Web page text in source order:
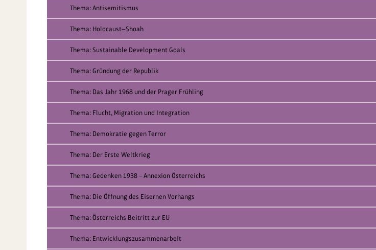
Thema: Antisemitismus
Thema: Holocaust—Shoah
Thema: Sustainable Development Goals
Thema: Gründung der Republik
Thema: Das Jahr 1968 und der Prager Frühling
Thema: Flucht, Migration und Integration
Thema: Demokratie gegen Terror
Thema: Der Erste Weltkrieg
Thema: Gedenken 1938 – Annexion Österreichs
Thema: Die Öffnung des Eisernen Vorhangs
Thema: Österreichs Beitritt zur EU
Thema: Entwicklungszusammenarbeit